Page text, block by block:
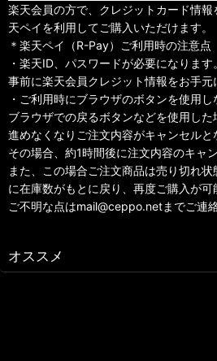
楽天会員の方で、クレジットカード情
天ペイを利用してご購入いただけます。
＊楽天ペイ（R-Pay）ご利用時の注意点
・楽天ID、パスワードが必要になります。
事前に楽天会員クレジット情報をお手元
・ご利用時にブラウザのボタンを使用し
ブラウザでの戻るボタンなどを使用し
進めなくなりご注文内容がキャンセルと
その場合、約1時間後に注文内容のキャ
また、この場合ご注文商品は売り切れ
に在庫数がもとに戻り、再度ご購入が可
ご不明な点はmail@ceppo.netまでご連絡
オススメ